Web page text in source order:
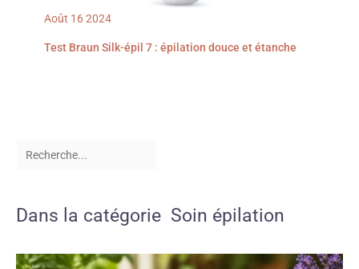
Août 162024
Test Braun Silk-épil 7 : épilation douce et étanche
Dans la catégorie Soin épilation